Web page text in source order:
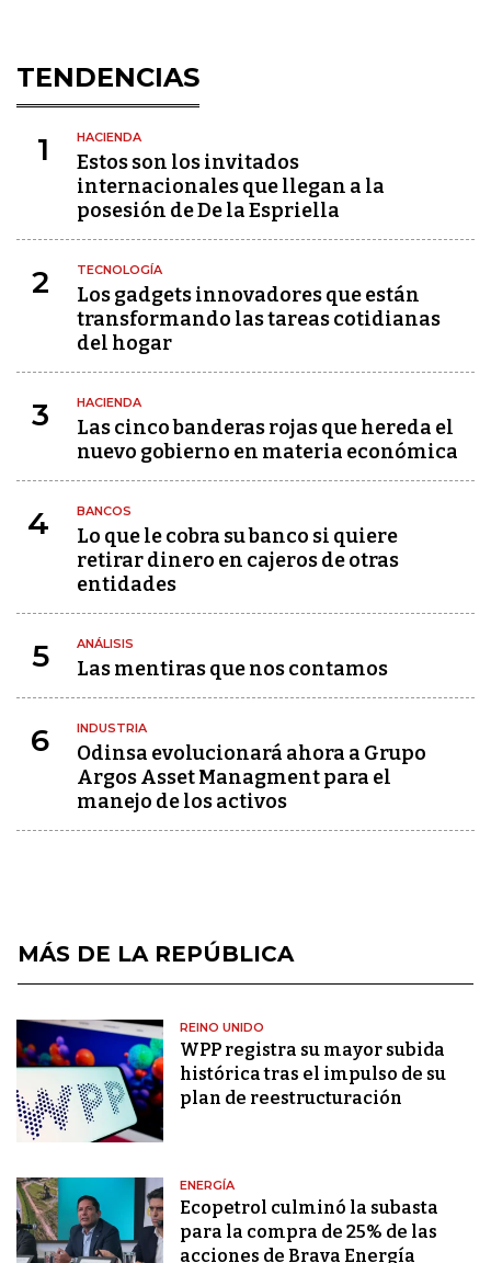
TENDENCIAS
1 HACIENDA
Estos son los invitados
internacionales que llegan a la
posesión de De la Espriella
2 TECNOLOGÍA
Los gadgets innovadores que están
transformando las tareas cotidianas
del hogar
3 HACIENDA
Las cinco banderas rojas que hereda el
nuevo gobierno en materia económica
4 BANCOS
Lo que le cobra su banco si quiere
retirar dinero en cajeros de otras
entidades
5 ANÁLISIS
Las mentiras que nos contamos
6 INDUSTRIA
Odinsa evolucionará ahora a Grupo
Argos Asset Managment para el
manejo de los activos
MÁS DE LA REPÚBLICA
REINO UNIDO
WPP registra su mayor subida
histórica tras el impulso de su
plan de reestructuración
ENERGÍA
Ecopetrol culminó la subasta
para la compra de 25% de las
acciones de Brava Energía